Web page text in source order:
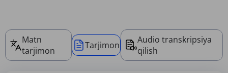
Matn
tarjimon
Tarjimon
Audio transkripsiya
qilish